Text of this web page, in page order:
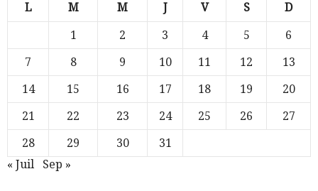
L M M J V S D
1 2 3 4 5
6
7
8 9 10 11 12
13
14
15 16 17 18 19
20
21
22 23 24 25 26
27
28
29 30
31
« Juil
Sep »